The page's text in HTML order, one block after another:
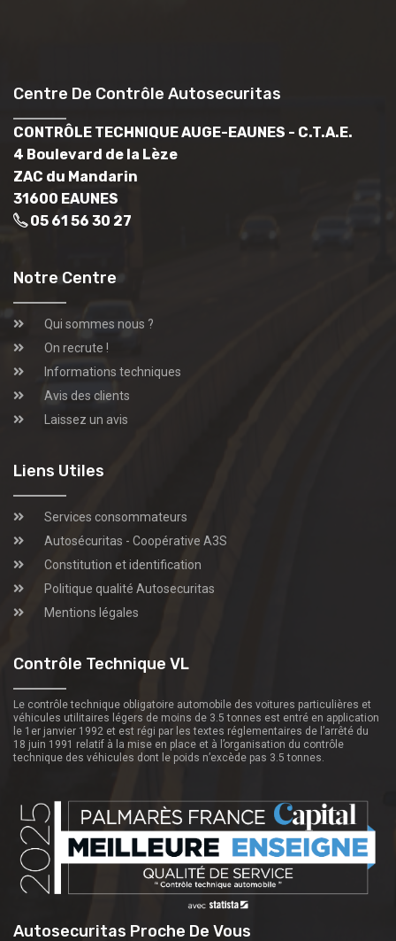
Centre De Contrôle Autosecuritas
CONTRÔLE TECHNIQUE AUGE-EAUNES - C.T.A.E.
4 Boulevard de la Lèze
ZAC du Mandarin
31600 EAUNES
05 61 56 30 27
Notre Centre
Qui sommes nous ?
On recrute !
Informations techniques
Avis des clients
Laissez un avis
Liens Utiles
Services consommateurs
Autosécuritas - Coopérative A3S
Constitution et identification
Politique qualité Autosecuritas
Mentions légales
Contrôle Technique VL
Le contrôle technique obligatoire automobile des voitures particulières et
véhicules utilitaires légers de moins de 3.5 tonnes est entré en application
le 1er janvier 1992 et est régi par les textes réglementaires de l’arrêté du
18 juin 1991 relatif à la mise en place et à l’organisation du contrôle
technique des véhicules dont le poids n’excède pas 3.5 tonnes.
Autosecuritas Proche De Vous